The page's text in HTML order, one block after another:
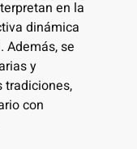
en la
dinámica
Además, se
y
tradiciones,
con